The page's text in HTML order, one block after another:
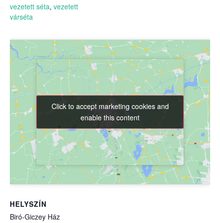
vezetett séta, vezetett
várséta
HELYSZÍN
Biró-Giczey Ház
Click to accept marketing cookies and
enable this content
Click to accept marketing cookies and
enable this content